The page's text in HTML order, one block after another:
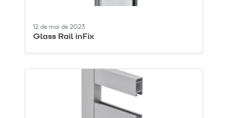
12 de mai de 2023
Glass Rail inFix